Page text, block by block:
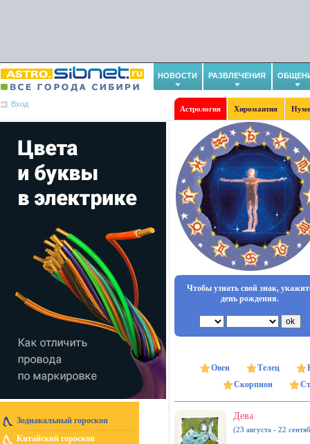
НОВОСТИ РАЗВЛЕЧЕНИЯ
Вход
Астрология Хиромантия
Зодиакальный гороскоп
Китайский гороскоп
Чтобы узнать свой знак,
день рождения.
Овен Телец
Скорпион
Дева
(23 августа - 22